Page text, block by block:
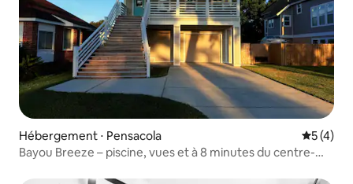
Hébergement ⋅ Pensacola
5 (4)
Bayou Breeze – piscine, vues et à 8 minutes du centre-